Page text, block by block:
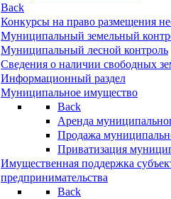
Back
Конкурсы на право размещения
Муниципальный земельный
Муниципальный лесной контроль
Сведения о наличии свободных
Информационный раздел
Муниципальное имущество
Back
Аренда
Продажа
Приватизация
Имущественная поддержка
предпринимательства
Back